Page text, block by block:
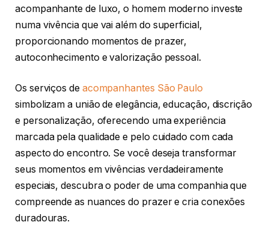
acompanhante de luxo, o homem moderno investe
numa vivência que vai além do superficial,
proporcionando momentos de prazer,
autoconhecimento e valorização pessoal.
Os serviços de acompanhantes São Paulo
simbolizam a união de elegância, educação, discrição
e personalização, oferecendo uma experiência
marcada pela qualidade e pelo cuidado com cada
aspecto do encontro. Se você deseja transformar
seus momentos em vivências verdadeiramente
especiais, descubra o poder de uma companhia que
compreende as nuances do prazer e cria conexões
duradouras.